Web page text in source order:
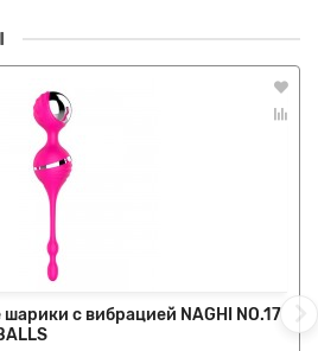
с вибрацией NAGHI NO.17